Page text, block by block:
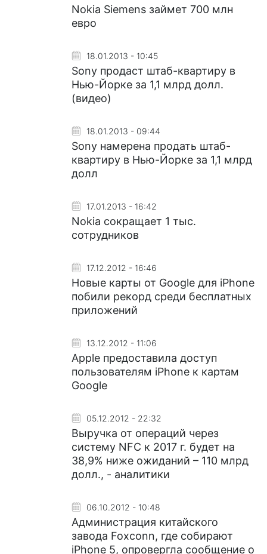
Nokia Siemens займет 700 млн
евро
18.01.2013 - 10:45
Sony продаст штаб-квартиру в
Нью-Йорке за 1,1 млрд долл.
(видео)
18.01.2013 - 09:44
Sony намерена продать штаб-
квартиру в Нью-Йорке за 1,1 млрд
долл
17.01.2013 - 16:42
Nokia сокращает 1 тыс.
сотрудников
17.12.2012 - 16:46
Новые карты от Google для iPhone
побили рекорд среди бесплатных
приложений
13.12.2012 - 11:06
Apple предоставила доступ
пользователям iPhone к картам
Google
05.12.2012 - 22:32
Выручка от операций через
систему NFC к 2017 г. будет на
38,9% ниже ожиданий – 110 млрд
долл., - аналитики
06.10.2012 - 10:48
Администрация китайского
завода Foxconn, где собирают
iPhone 5, опровергла сообщение о